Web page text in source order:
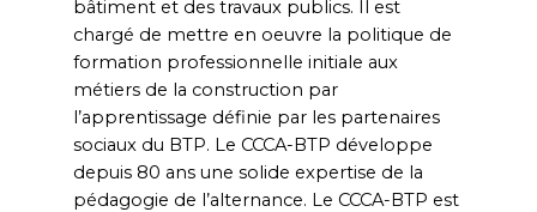
bâtiment et des travaux publics. Il est
chargé de mettre en oeuvre la politique de
formation professionnelle initiale aux
métiers de la construction par
l’apprentissage définie par les partenaires
sociaux du BTP. Le CCCA-BTP développe
depuis 80 ans une solide expertise de la
pédagogie de l’alternance. Le CCCA-BTP est